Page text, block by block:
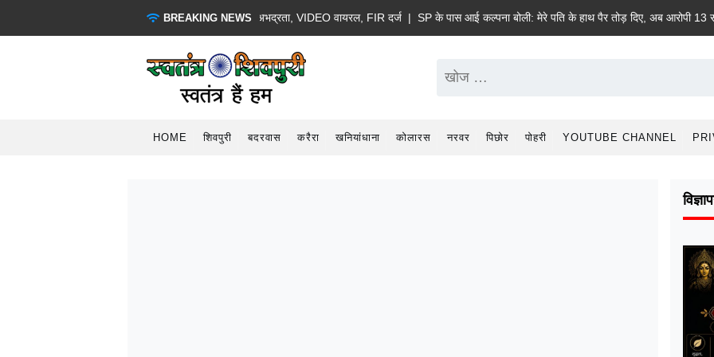
BREAKING NEWS
सोनू शिव मंदिर में जाकर भगवान की मूर्ति से कर रहा था अभद्रता, VIDEO वायरल, FIR दर्ज |SP के पास आई कल्पना बोली: मेरे पति के हाथ पैर तोड़ दिए, अब आरोपी 13 साल की
HOME शिवपुरी बदरवास करैरा खनियांधाना कोलारस नरवर पिछोर पोहरी YOUTUBE CHANNEL